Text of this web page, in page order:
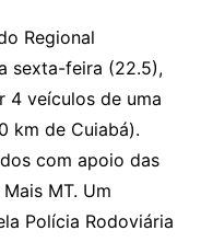
s
sr
o
m
Regional
sexta-feira (22.5),
4 veículos de uma
km de Cuiabá).
com apoio das
MT. Um
Polícia Rodoviária